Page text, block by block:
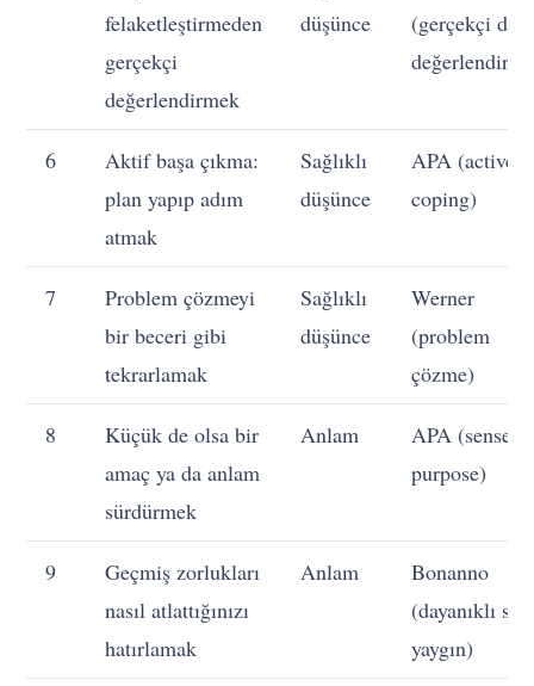
felaketleştirmeden
gerçekçi
değerlendirmek
düşünce
(gerçekçi
6
Aktif başa çıkma:
plan yapıp adım
atmak
Sağlıklı
düşünce
APA (active
coping)
7
Problem çözmeyi
bir beceri gibi
tekrarlamak
Sağlıklı
düşünce
Werner
(problem
çözme)
8
Küçük de olsa bir
amaç ya da anlam
sürdürmek
Anlam
APA (sense
purpose)
9
Geçmiş zorlukları
nasıl atlattığınızı
hatırlamak
Anlam
Bonanno
(dayanıklı
yaygın)